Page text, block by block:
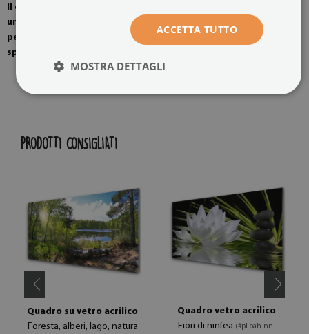
Il quadro è montato con
un'opzione di quattro
pendenti. Appendini per
specchi montati a parete.
PRODOTTI CONSIGLIATI
Quadro su vetro acrilico
Foresta, alberi, lago, natura
Quadro vetro acrilico
Fiori di ninfea (#pl-oah-nn-
ACCETTA TUTTO
MOSTRA DETTAGLI